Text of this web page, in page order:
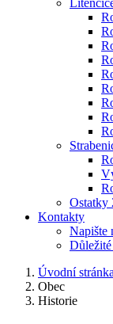
Ostatky
Kontakty
Napište
Úvodní stránka
Obec
Historie